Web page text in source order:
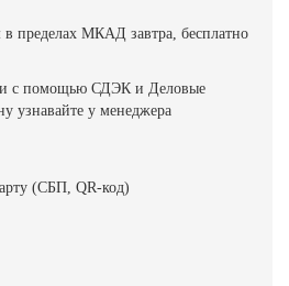
в пределах МКАД завтра, бесплатно
с помощью СДЭК и Деловые
узнавайте у менеджера
(СБП, QR-код)